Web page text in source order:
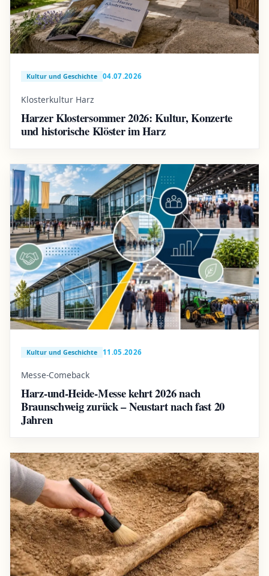
Kultur und Geschichte 04.07.2026
Klosterkultur Harz
Harzer Klostersommer 2026: Kultur, Konzerte
und historische Klöster im Harz
Kultur und Geschichte 11.05.2026
Messe-Comeback
Harz-und-Heide-Messe kehrt 2026 nach
Braunschweig zurück – Neustart nach fast 20
Jahren